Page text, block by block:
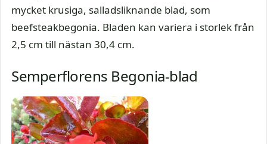
mycket krusiga, salladsliknande blad, som
beefsteakbegonia. Bladen kan variera i storlek från
2,5 cm till nästan 30,4 cm.
Semperflorens Begonia-blad